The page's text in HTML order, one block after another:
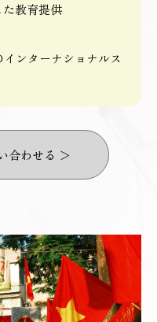
教育提供
ンターナショナルス
合わせる ＞